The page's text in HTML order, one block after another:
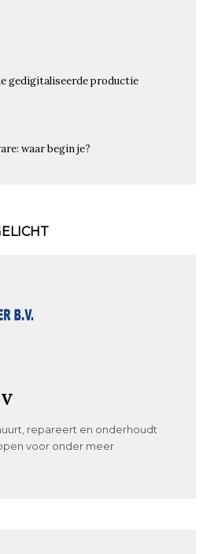
gedigitaliseerde productie
waar begin je?
repareert en onderhoudt
voor onder meer